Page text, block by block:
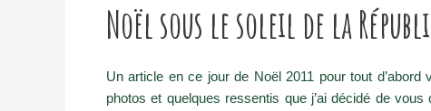
Noël sous le soleil de la
Un article en ce jour de Noël 2011 pour tout
photos et quelques ressentis que j’ai décidé de